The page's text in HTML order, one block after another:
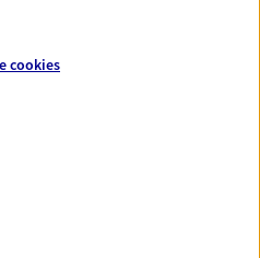
en optant pour les
cookies